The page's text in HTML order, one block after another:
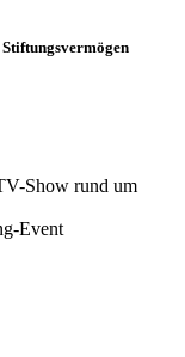
Show rund um
Event